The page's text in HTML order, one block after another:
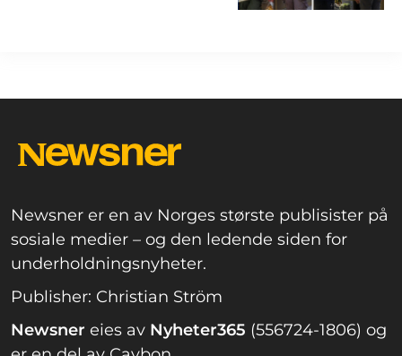
Newsner er en av Norges største publisister på
sosiale medier – og den ledende siden for
underholdningsnyheter.
Publisher: Christian Ström
Newsner eies av Nyheter365 (556724-1806) og